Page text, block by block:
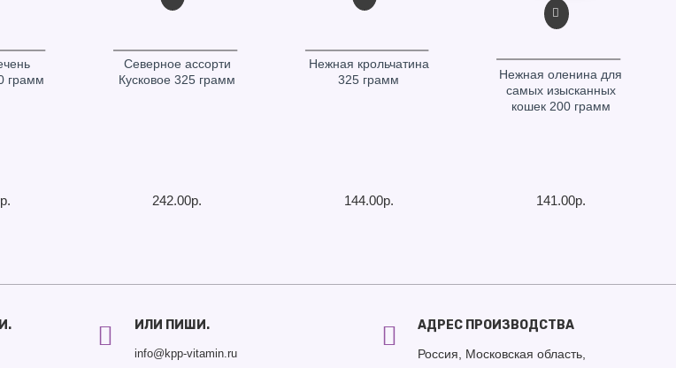
грамм
Северное ассорти
Кусковое 325 грамм
242.00р.
Нежная крольчатина
325 грамм
144.00р.
Нежная оленина для
самых изысканных
кошек 200 грамм
141.00р.
ИЛИ ПИШИ.
info@kpp-vitamin.ru
АДРЕС ПРОИЗВОДСТВА
Россия, Московская область,